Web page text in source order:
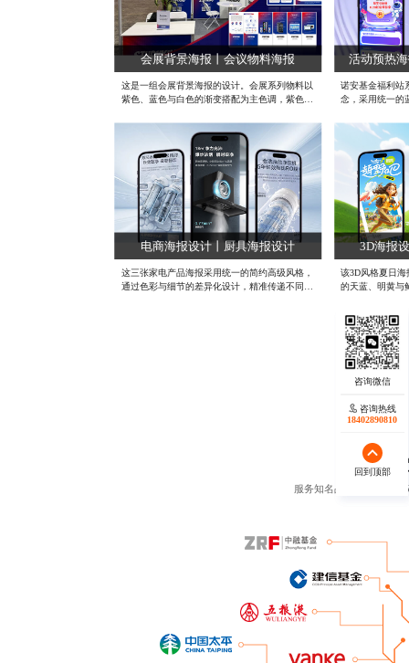
整套设计突破传统金融传播范式，用年轻化的表
达展现诺安基金"以资本助推硬科技"的投资理
念。#成都海报定制设计 #专业海报设计公司 #
成都高端海报设计公司
设计 #原创海报
会展背景海报丨会议物料海报
这是一组会展背景海报的设计。会展系列物料以
紫色、蓝色与白色的渐变搭配为主色调，紫色赋
色提升整体通透感，共同塑造出科技公司前沿、
高端的品牌形象。背景海报以产品为视觉焦点，
并整齐排列了产品的介绍文案，突出核心产品与
技术优势。单页与会刊延续统一视觉语言，通过
模块化排版清晰呈现产品参数与应用场景，确保
信息高效传达。整体设计简约而不失层次，既吸
引观众互动，又精准传递企业价值，完美适配会
展的专业需求。#平面海报设计公司 #成都海报
定制公司 #原创海报设计公司
活动预热
诺安基金福利站
念，采用统一的
注金额（如“1元
与；同时巧妙
素，既体现科技
衡福利活动的
过“科技+福利”
品牌。#基金海
#原创海报设计
电商海报设计丨厨具海报设计
这三张家电产品海报采用统一的简约高级风格，
通过色彩与细节的差异化设计，精准传递不同产
3D海报
该3D风格夏日
的天蓝、明黄与
泼的人物形象
容，完美传递
行变形添加元
整体色彩明亮
视觉冲击力，
的人物动态与
成都高端海报
广海报设计公司
服务知名品牌客户数量超
咨询热线
18140119082
回到顶部
咨询热线
18402890810
回到顶部